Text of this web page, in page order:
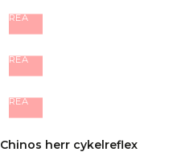
REA
REA
REA
Chinos herr cykelreflex